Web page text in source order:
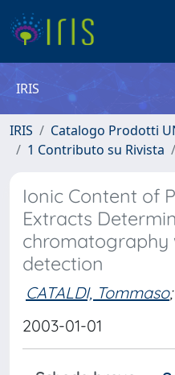
IRIS
IRIS
Catalogo Prodotti
1 Contributo su Rivista
Ionic Content of
Extracts
chromatography
detection
CATALDI, Tommaso;
2003-01-01